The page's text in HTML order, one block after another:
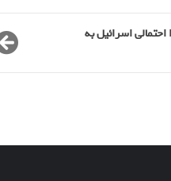
احتمالی اسرائیل به